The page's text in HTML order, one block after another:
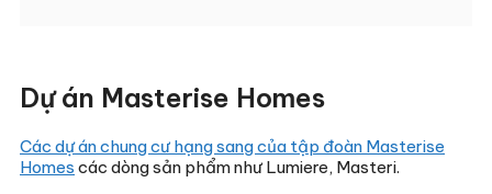
Dự án Masterise Homes
Các dự án chung cư hạng sang của tập đoàn Masterise
Homes các dòng sản phẩm như Lumiere, Masteri.